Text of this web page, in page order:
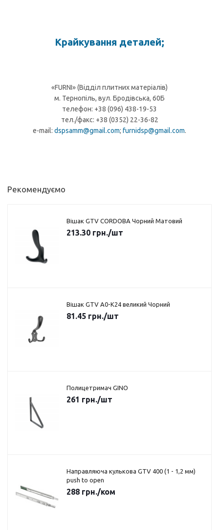
Крайкування деталей;
«FURNI» (Відділ плитних матеріалів)
м. Тернопіль, вул. Бродівська, 60Б
телефон: +38 (096) 438-19-53
тел./факс: +38 (0352) 22-36-82
e-mail: dspsamm@gmail.com; furnidsp@gmail.com.
Рекомендуємо
Вішак GTV CORDOBA Чорний Матовий
213.30 грн./шт
Вішак GTV A0-K24 великий Чорний
81.45 грн./шт
Полицетримач GINO
261 грн./шт
Направляюча кулькова GTV 400 (1 - 1,2 мм)
push to open
288 грн./ком